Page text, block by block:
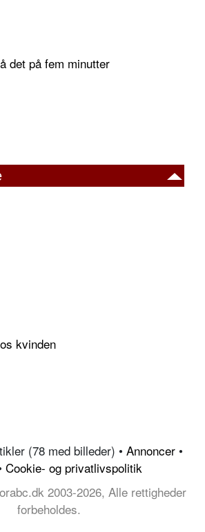
det på fem minutter
kvinden
(78 med billeder) • Annoncer•
Cookie- og privatlivspolitik
2003-2026, Alle rettigheder
forbeholdes.